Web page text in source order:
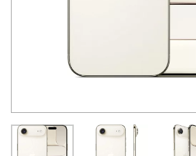
+7 812 318-40-14
(c 10:00 до 21:00, без